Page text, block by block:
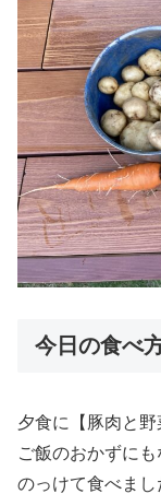
今日の食べ
夕食に【豚肉と野
ご飯のおかずに
のっけて食べまし